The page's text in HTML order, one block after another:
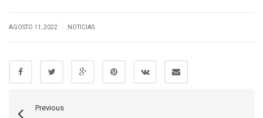
AGOSTO 11, 2022 NOTICIAS
Previous